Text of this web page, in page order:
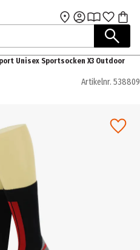
Zum Hauptinhalt
Unisex Sportsocken X3 Outdoor
Artikelnr. 538809